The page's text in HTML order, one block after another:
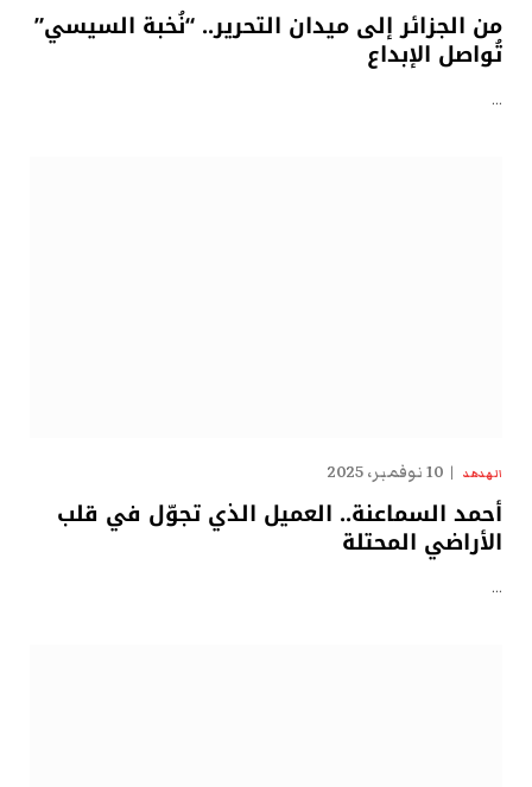
من الجزائر إلى ميدان التحرير.. “نُخبة السيسي”
تُواصل الإبداع
…
الهدهد 10 نوفمبر، 2025
أحمد السماعنة.. العميل الذي تجوّل في قلب
الأراضي المحتلة
…